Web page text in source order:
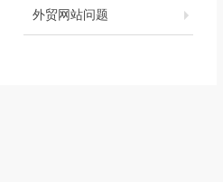
外贸网站问题